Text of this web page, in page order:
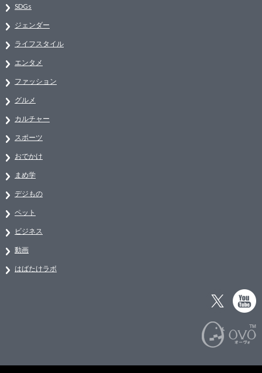
SDGs
ジェンダー
ライフスタイル
エンタメ
ファッション
グルメ
カルチャー
スポーツ
おでかけ
まめ学
デジもの
ペット
ビジネス
動画
はばたけラボ